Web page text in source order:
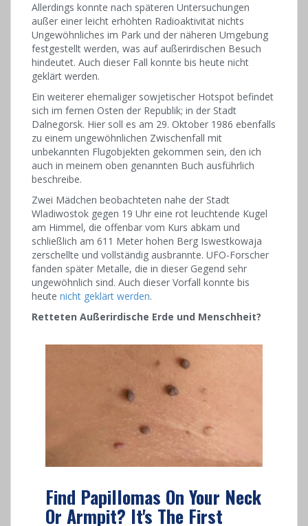
Allerdings konnte nach späteren Untersuchungen
außer einer leicht erhöhten Radioaktivität nichts
Ungewöhnliches im Park und der näheren Umgebung
festgestellt werden, was auf außerirdischen Besuch
hindeutet. Auch dieser Fall konnte bis heute nicht
geklärt werden.
Ein weiterer ehemaliger sowjetischer Hotspot befindet
sich im fernen Osten der Republik; in der Stadt
Dalnegorsk. Hier soll es am 29. Oktober 1986 ebenfalls
zu einem ungewöhnlichen Zwischenfall mit
unbekannten Flugobjekten gekommen sein, den ich
auch in meinem oben genannten Buch ausführlich
beschreibe.
Zwei Mädchen beobachteten nahe der Stadt
Wladiwostok gegen 19 Uhr eine rot leuchtende Kugel
am Himmel, die offenbar vom Kurs abkam und
schließlich am 611 Meter hohen Berg Iswestkowaja
zerschellte und vollständig ausbrannte. UFO-Forscher
fanden später Metalle, die in dieser Gegend sehr
ungewöhnlich sind. Auch dieser Vorfall konnte bis
heute nicht geklärt werden.
Retteten Außerirdische Erde und Menschheit?
Find Papillomas On Your Neck
Or Armpit? It's The First